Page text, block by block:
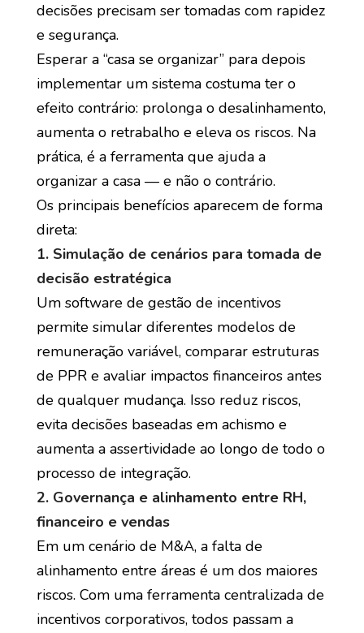
decisões precisam ser tomadas com rapidez
e segurança.
Esperar a “casa se organizar” para depois
implementar um sistema costuma ter o
efeito contrário: prolonga o desalinhamento,
aumenta o retrabalho e eleva os riscos. Na
prática, é a ferramenta que ajuda a
organizar a casa — e não o contrário.
Os principais benefícios aparecem de forma
direta:
1. Simulação de cenários para tomada de
decisão estratégica
Um software de gestão de incentivos
permite simular diferentes modelos de
remuneração variável, comparar estruturas
de PPR e avaliar impactos financeiros antes
de qualquer mudança. Isso reduz riscos,
evita decisões baseadas em achismo e
aumenta a assertividade ao longo de todo o
processo de integração.
2. Governança e alinhamento entre RH,
financeiro e vendas
Em um cenário de M&A, a falta de
alinhamento entre áreas é um dos maiores
riscos. Com uma ferramenta centralizada de
incentivos corporativos, todos passam a